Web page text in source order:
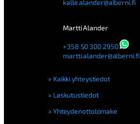
kalle.alander@alberni.fi
Martti Alander
+358 50 300 2950
martti.alander@alberni.fi
Kaikki yhteystiedot
Laskutustiedot
Yhteydenottolomake